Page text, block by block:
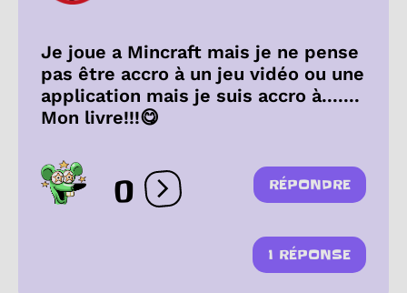
Je joue a Mincraft mais je ne pense
pas être accro à un jeu vidéo ou une
application mais je suis accro à.......
Mon livre!!!😋
0 Ouvrir les réactions
RÉPONDRE
1 RÉPONSE